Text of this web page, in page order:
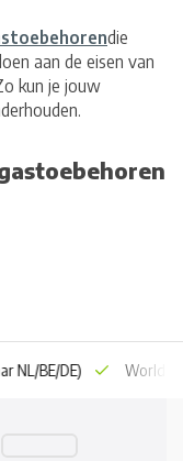
die
aan de eisen van
kun je jouw
NL/BE/DE) World